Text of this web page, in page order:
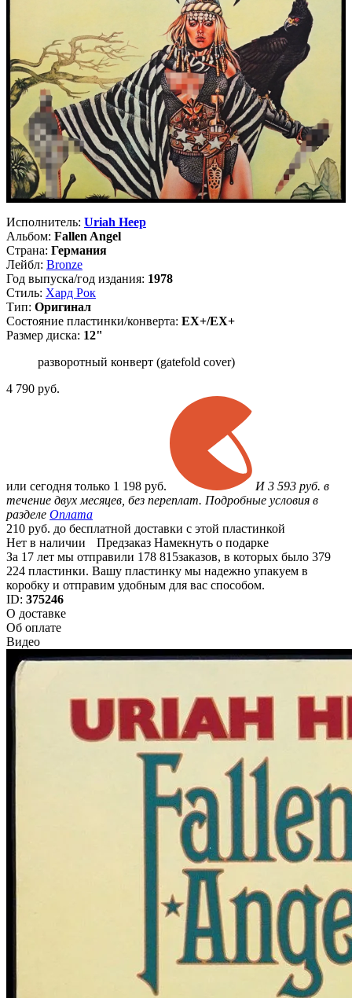
Исполнитель: Uriah Heep
Альбом: Fallen Angel
Страна: Германия
Лейбл: Bronze
Год выпуска/год издания: 1978
Стиль: Хард Рок
Тип: Оригинал
Состояние пластинки/конверта: EX+/EX+
Размер диска: 12"
разворотный конверт (gatefold cover)
4 790 руб.
или сегодня только 1 198 руб.
И 3 593 руб. в
течение двух месяцев, без переплат. Подробные условия в
разделе Оплата
210 руб. до бесплатной доставки с этой пластинкой
Нет в наличии
Предзаказ Намекнуть о подарке
За 17 лет мы отправили 178 815заказов, в которых было 379
224 пластинки. Вашу пластинку мы надежно упакуем в
коробку и отправим удобным для вас способом.
ID: 375246
О доставке
Об оплате
Видео